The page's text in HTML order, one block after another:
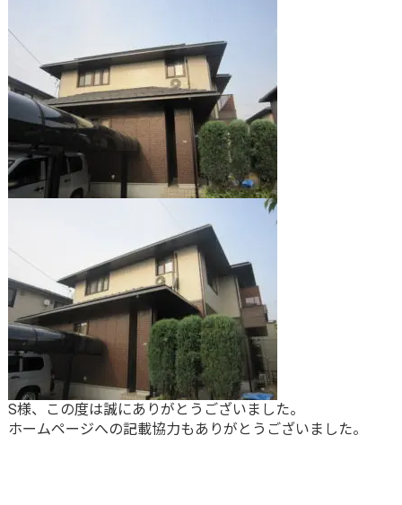
S様、この度は誠にありがとうございました。
ホームページへの記載協力もありがとうございました。